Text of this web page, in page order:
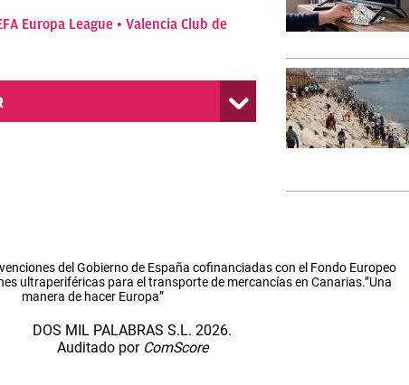
Europa League
Valencia Club de
del Gobierno de España cofinanciadas con el Fondo Europeo
ultraperiféricas para el transporte de mercancías en Canarias.”Una
manera de hacer Europa”
DOS MIL PALABRAS S.L. 2026.
Auditado por ComScore